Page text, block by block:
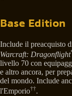
Base Edition
Include il preacquisto
Warcraft: Dragonflight
livello 70 con
e altro ancora, per
del mondo. Include
l'Emporio††.